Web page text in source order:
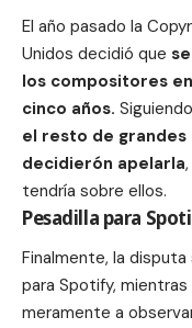
El año pasado la
Unidos decidió que
los compositores
cinco años.
el resto de
decidierón apelarla
tendría sobre ellos.
Pesadilla para
Finalmente, la
para Spotify,
meramente a